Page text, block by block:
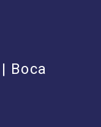
Boca